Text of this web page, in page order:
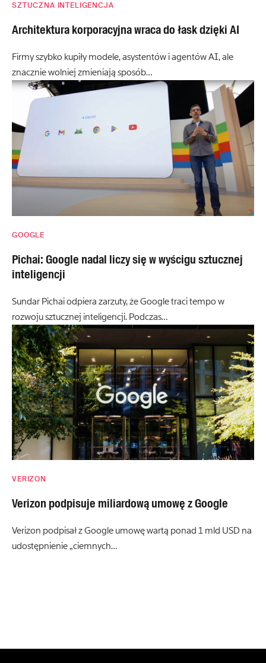
SZTUCZNA INTELIGENCJA
Architektura korporacyjna wraca do łask dzięki AI
Firmy szybko kupiły modele, asystentów i agentów AI, ale
znacznie wolniej zmieniają sposób…
GOOGLE
Pichai: Google nadal liczy się w wyścigu sztucznej
inteligencji
Sundar Pichai odpiera zarzuty, że Google traci tempo w
rozwoju sztucznej inteligencji. Podczas…
VERIZON
Verizon podpisuje miliardową umowę z Google
Verizon podpisał z Google umowę wartą ponad 1 mld USD na
udostępnienie „ciemnych…